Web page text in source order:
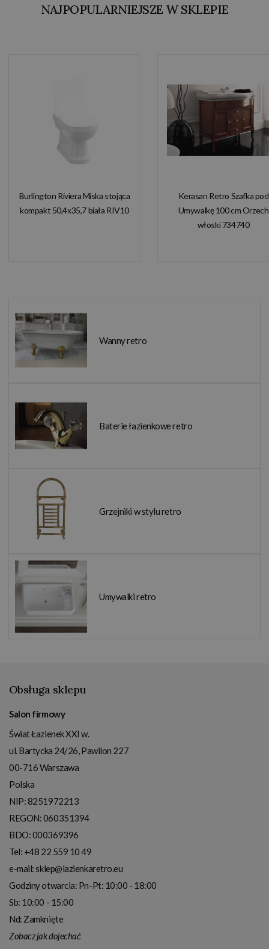
NAJPOPULARNIEJSZE W SKLEPIE
Burlington Riviera Miska stojąca
kompakt 50,4x35,7 biała RIV10
Kerasan Retro Szafka pod
Umywalkę 100 cm Orzech
włoski 734740
Wanny retro
Baterie łazienkowe retro
Grzejniki w stylu retro
Umywalki retro
Obsługa sklepu
Salon firmowy
Świat Łazienek XXI w.
ul. Bartycka 24/26, Pawilon 227
00-716Warszawa
Polska
NIP:8251972213
REGON: 060351394
BDO: 000369396
Tel: +48 22 559 10 49
e-mail:sklep@lazienkaretro.eu
Godziny otwarcia: Pn-Pt: 10:00 - 18:00
Sb: 10:00 - 15:00
Nd: Zamknięte
Zobacz jak dojechać